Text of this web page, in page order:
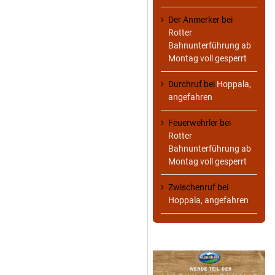
Der Anmerker bei
Rotter
Bahnunterführung ab
Montag voll gesperrt
Durchruf bei Hoppala,
angefahren
Feuerwehrler bei
Rotter
Bahnunterführung ab
Montag voll gesperrt
Zwischenruf bei
Hoppala, angefahren